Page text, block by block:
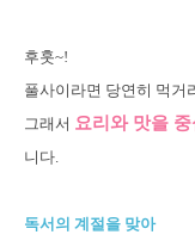
후훗~!
풀사이라면 당연히 먹거
그래서 요리와 맛을
니다.
독서의 계절을 맞아